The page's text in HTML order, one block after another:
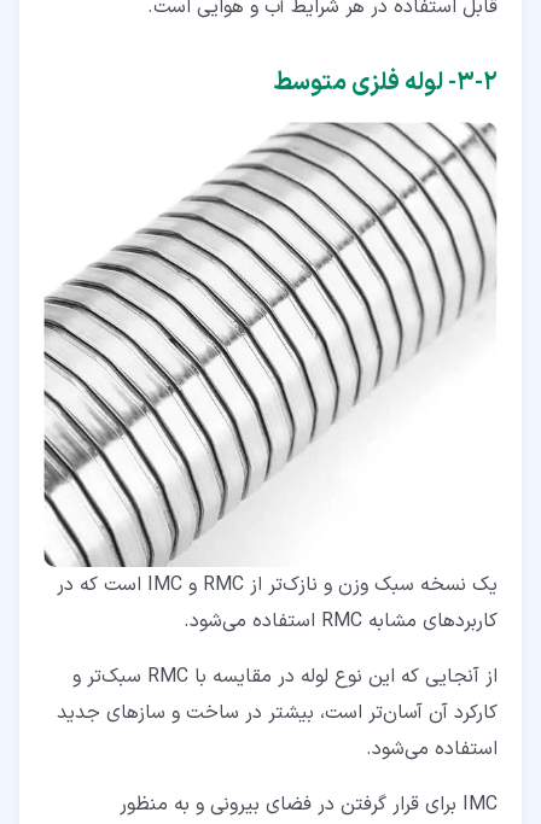
قابل استفاده در هر شرایط آب و هوایی است.
۲‏-‏۳‏- لوله فلزی متوسط
یک نسخه سبک ‌وزن و نازک‌تر از RMC و IMC است که در
کاربردهای مشابه RMC استفاده می‌شود.
از آنجایی که این نوع لوله در مقایسه با RMC سبک‌تر و
کارکرد آن آسان‌تر است، بیشتر در ساخت ‌و سازهای جدید
استفاده می‌شود.
IMC برای قرار گرفتن در فضای بیرونی و به منظور